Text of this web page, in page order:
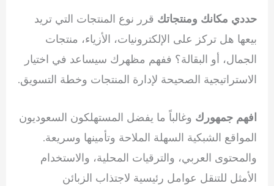
حددي مكانك ومنتجاتك قرر نوع المنتجات التي تريد
بيعها هل تركز على الإلكترونيات، الأزياء، منتجات
الجمال، أو البقالة؟ ففهم مظهرك سيساعد في اختيار
الاستراتيجية الصحيحة لإدارة المنتجات وخطة التسويق.
افهم جمهورك وغالباً ما يفضل المستهلكون السعوديون
المواقع الشبكية السهلة الملاحة وتأمينها وسريعة.
والمحتوى العربي، والترقيات المحلية، والاستخدام
الأمثل للتنقل عوامل رئيسية لاجتذاب الزبائن